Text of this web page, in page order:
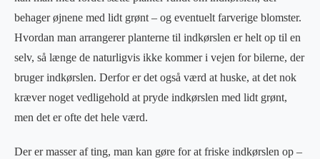
behager øjnene med lidt grønt – og eventuelt farverige blomster.
Hvordan man arrangerer planterne til indkørslen er helt op til en
selv, så længe de naturligvis ikke kommer i vejen for bilerne, der
bruger indkørslen. Derfor er det også værd at huske, at det nok
kræver noget vedligehold at pryde indkørslen med lidt grønt,
men det er ofte det hele værd.
Der er masser af ting, man kan gøre for at friske indkørslen op –